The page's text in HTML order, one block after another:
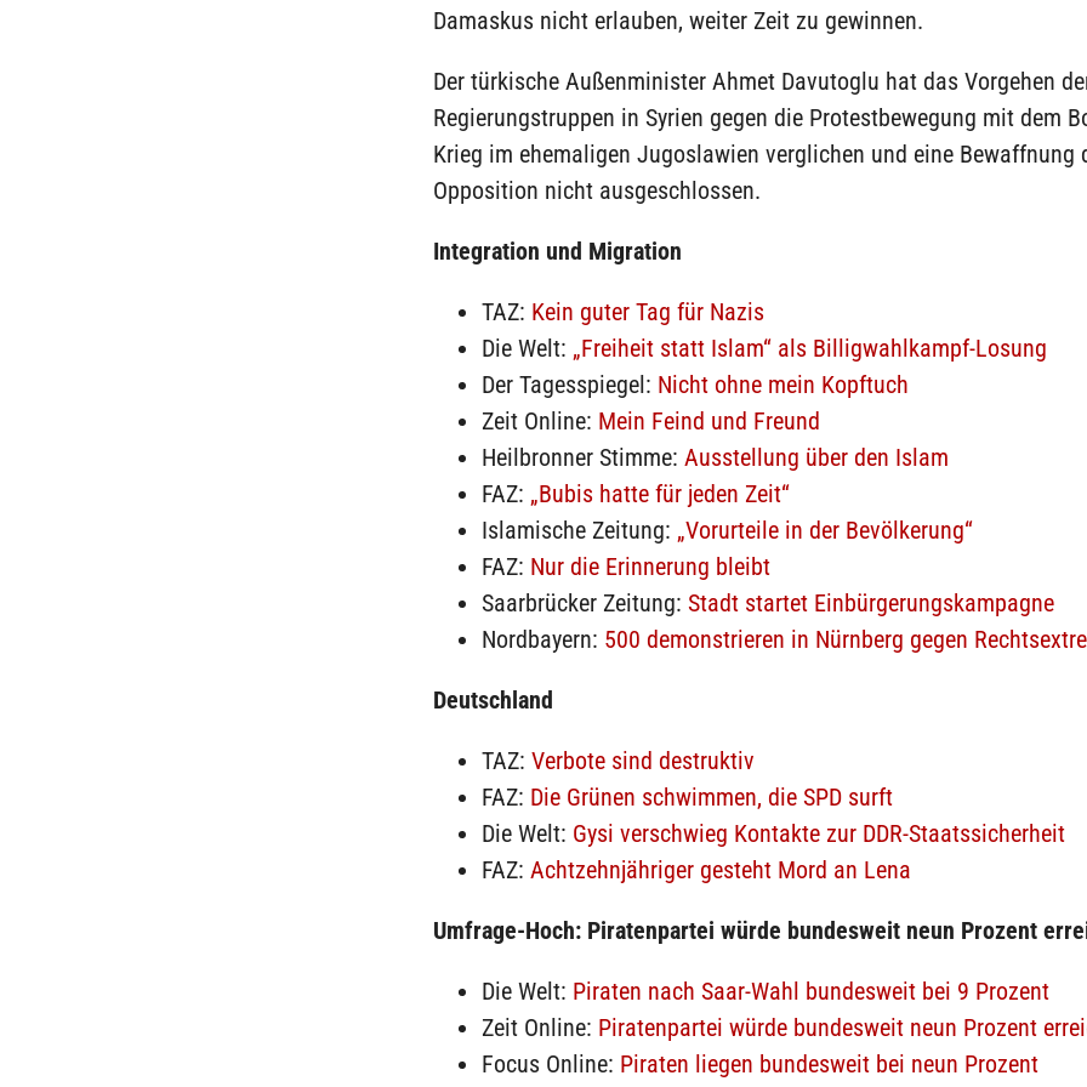
Damaskus nicht erlauben, weiter Zeit zu gewinnen.
Der türkische Außenminister Ahmet Davutoglu hat das Vorgehen
Regierungstruppen in Syrien gegen die Protestbewegung mit dem
Krieg im ehemaligen Jugoslawien verglichen und eine Bewaffnung
Opposition nicht ausgeschlossen.
Integration und Migration
TAZ: Kein guter Tag für Nazis
Die Welt: „Freiheit statt Islam“ als Billigwahlkampf-Losung
Der Tagesspiegel: Nicht ohne mein Kopftuch
Zeit Online: Mein Feind und Freund
Heilbronner Stimme: Ausstellung über den Islam
FAZ: „Bubis hatte für jeden Zeit“
Islamische Zeitung: „Vorurteile in der Bevölkerung“
FAZ: Nur die Erinnerung bleibt
Saarbrücker Zeitung: Stadt startet Einbürgerungskampagne
Nordbayern: 500 demonstrieren in Nürnberg gegen
Deutschland
TAZ: Verbote sind destruktiv
FAZ: Die Grünen schwimmen, die SPD surft
Die Welt: Gysi verschwieg Kontakte zur DDR-Staatssicherheit
FAZ: Achtzehnjähriger gesteht Mord an Lena
Umfrage-Hoch: Piratenpartei würde bundesweit neun Prozent
Die Welt: Piraten nach Saar-Wahl bundesweit bei 9 Prozent
Zeit Online: Piratenpartei würde bundesweit neun Prozent
Focus Online: Piraten liegen bundesweit bei neun Prozent